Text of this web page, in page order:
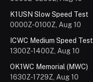
K1USN Slow Speed Test
0000Z-0100Z, Aug 10
ICWC Medium Speed Test
1300Z-1400Z, Aug 10
OK1WC Memorial (MWC)
1630Z-1729Z, Aug 10